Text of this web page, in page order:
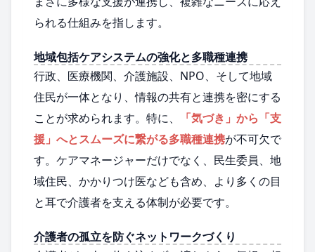
られる仕組みを指します。
地域包括ケアシステムの強化と多職種連携
行政、医療機関、介護施設、NPO、そして地域
住民が一体となり、情報の共有と連携を密にする
ことが求められます。特に、
「気づき」から「支
援」へとスムーズに繋がる多職種連携が不可欠で
す。ケアマネージャーだけでなく、民生委員、地
域住民、かかりつけ医なども含め、より多くの目
と耳で介護者を支える体制が必要です。
介護者の孤立を防ぐネットワークづくり